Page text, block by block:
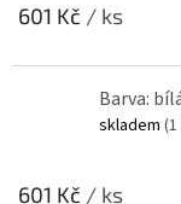
601 Kč / ks
Barva:
skladem
601 Kč / ks